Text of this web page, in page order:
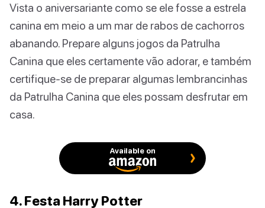
Vista o aniversariante como se ele fosse a estrela
canina em meio a um mar de rabos de cachorros
abanando. Prepare alguns jogos da Patrulha
Canina que eles certamente vão adorar, e também
certifique-se de preparar algumas lembrancinhas
da Patrulha Canina que eles possam desfrutar em
casa.
Available on
4. Festa Harry Potter